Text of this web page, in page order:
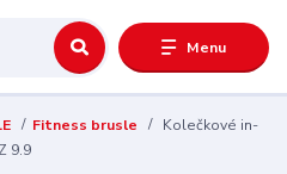
Menu
Fitness brusle
Kolečkové in-
9.9